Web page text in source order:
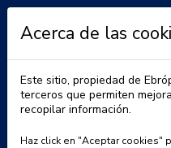
BLOG |
Acerca de las
Este sitio, propiedad de
terceros que permiten
recopilar información.
Haz click en "Aceptar cookies"